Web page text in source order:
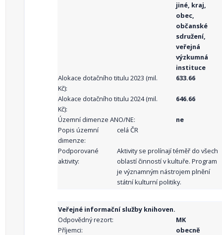
jiné, kraj,
obec,
občanské
sdružení,
veřejná
výzkumná
instituce
Alokace dotačního titulu 2023 (mil.
Kč):
633.66
Alokace dotačního titulu 2024 (mil.
Kč):
646.66
Územní dimenze ANO/NE:
ne
Popis územní
dimenze:
celá ČR
Podporované
aktivity:
Aktivity se prolínají téměř do všech
oblastí činností v kultuře. Program
je významným nástrojem plnění
státní kulturní politiky.
Veřejné informační služby knihoven.
Odpovědný rezort:
MK
Příjemci:
obecně